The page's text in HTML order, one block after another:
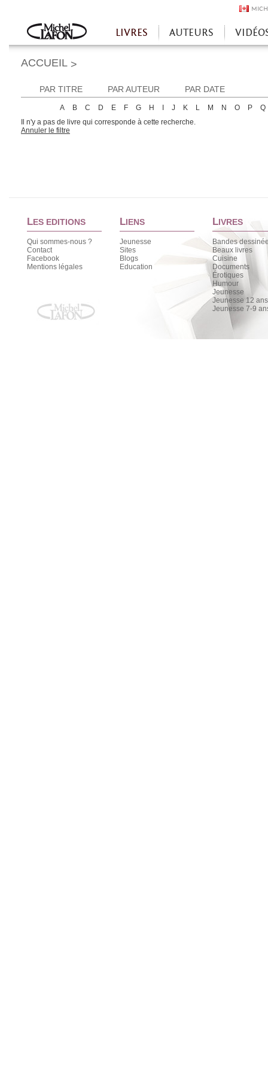
Accueil
LIVRES AUTEURS
ACCUEIL >
PAR TITRE PAR AUTEUR PAR DATE
A B C D E F G H J K L M N O P
Q
Il n'y a pas de livre qui corresponde à cette recherche.
Annuler le filtre
LES EDITIONS
Qui sommes-nous ?
Contact
Facebook
Mentions légales
LIENS
Jeunesse
Sites
Blogs
Education
LIVRES
Bandes
Beaux livres
Cuisine
Documents
Érotiques
Humour
Jeunesse
Jeunesse 12
Jeunesse 7-9